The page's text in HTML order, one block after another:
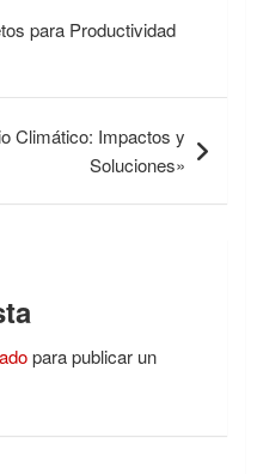
para Productividad
Climático: Impactos y
Soluciones»
para publicar un